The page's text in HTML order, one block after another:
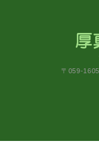
〒059-